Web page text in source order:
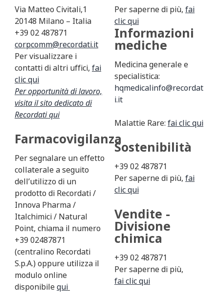
Via Matteo Civitali,1
20148 Milano – Italia
+39 02 487871
corpcomm@recordati.it
Per visualizzare i
contatti di altri uffici, fai
clic qui
Per opportunità di lavoro,
visita il sito dedicato di
Recordatiqui
Farmacovigilanza
Per segnalare un effetto
collaterale a seguito
dell’utilizzo di un
prodotto di Recordati /
Innova Pharma /
Italchimici / Natural
Point, chiama il numero
+39 02487871
(centralino Recordati
S.p.A.) oppure utilizza il
modulo online
disponibilequi
Per saperne di più, fai
clic qui
Informazioni
mediche
Medicina generale e
specialistica:
hqmedicalinfo@recordat
i.it
Malattie Rare: fai clic qui
Sostenibilità
+39 02 487871
Per saperne di più, fai
clic qui
Vendite -
Divisione
chimica
+39 02 487871
Per saperne di più,
fai clic qui